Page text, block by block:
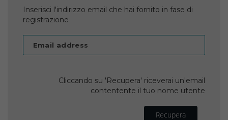
Inserisci l'indirizzo email che hai fornito in fase di
registrazione
Email address
Cliccando su 'Recupera' riceverai un'email
contentente il tuo nome utente
Recupera